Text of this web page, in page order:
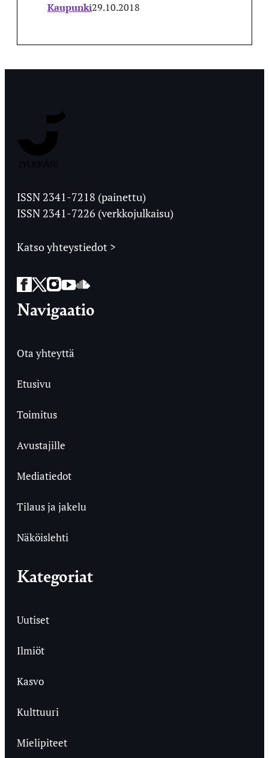
Kaupunki29.10.2018
Ylioppilaslehti
ISSN 2341-7218 (painettu)
ISSN 2341-7226 (verkkojulkaisu)
Katso yhteystiedot >
Facebook
Twitter
Instagram
YouTube
SoundCloud
Navigaatio
Ota yhteyttä
Etusivu
Toimitus
Avustajille
Mediatiedot
Tilaus ja jakelu
Näköislehti
Kategoriat
Uutiset
Ilmiöt
Kasvo
Kulttuuri
Mielipiteet